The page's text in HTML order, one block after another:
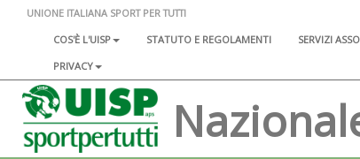
UNIONE ITALIANA SPORT PER TUTTI
COS'È L'UISP
STATUTO E REGOLAMENTI SERVIZI
PRIVACY